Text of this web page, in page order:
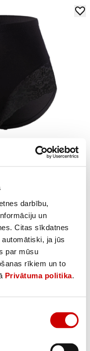
darbību,
un
Citas sīkdatnes
ja jūs
par mūsu
rīkiem un to
Privātuma politika.